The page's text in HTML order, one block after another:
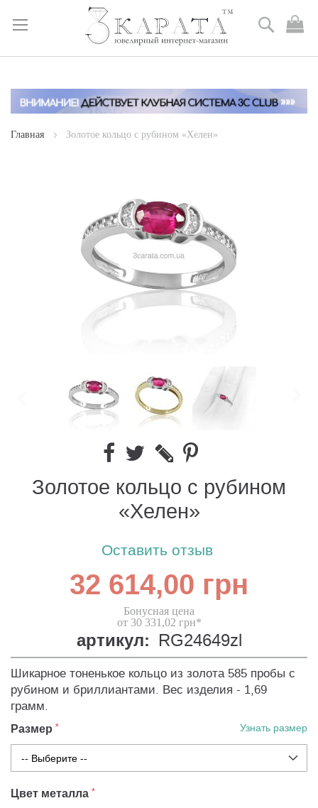
Skip
Content
Поиск
Главная Золотое кольцо с рубином «Хелен»
Золотое кольцо с рубином
«Хелен»
Оставить отзыв
32 614,00 грн
Бонусная цена
от 30 331,02 грн*
артикул: RG24649zl
Шикарное тоненькое кольцо из золота 585 пробы с
рубином и бриллиантами. Вес изделия - 1,69
грамм.
Размер Узнать размер
Цвет металла